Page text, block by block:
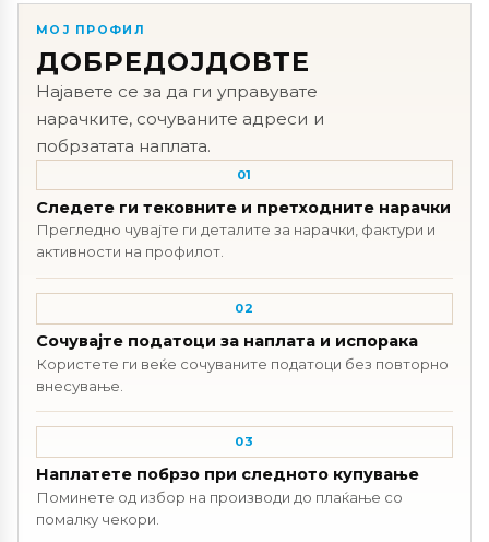
МОЈ ПРОФИЛ
ДОБРЕДОЈДОВТЕ
Најавете се за да ги управувате
нарачките, сочуваните адреси и
побрзатата наплата.
01
Следете ги тековните и претходните нарачки
Прегледно чувајте ги деталите за нарачки, фактури и
активности на профилот.
02
Сочувајте податоци за наплата и испорака
Користете ги веќе сочуваните податоци без повторно
внесување.
03
Наплатете побрзо при следното купување
Поминете од избор на производи до плаќање со
помалку чекори.